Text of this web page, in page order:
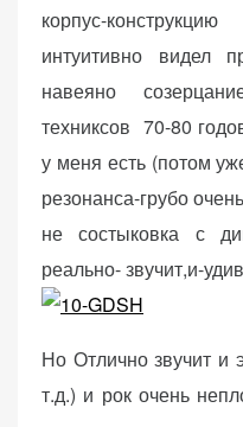
корпус-
интуитивно видел
навеяно
техниксов 70-80
у меня есть (потом
резонанса-грубо
не состыковка с
реально- звучит,и-
Но Отлично звучит и
т.д.) и рок очень